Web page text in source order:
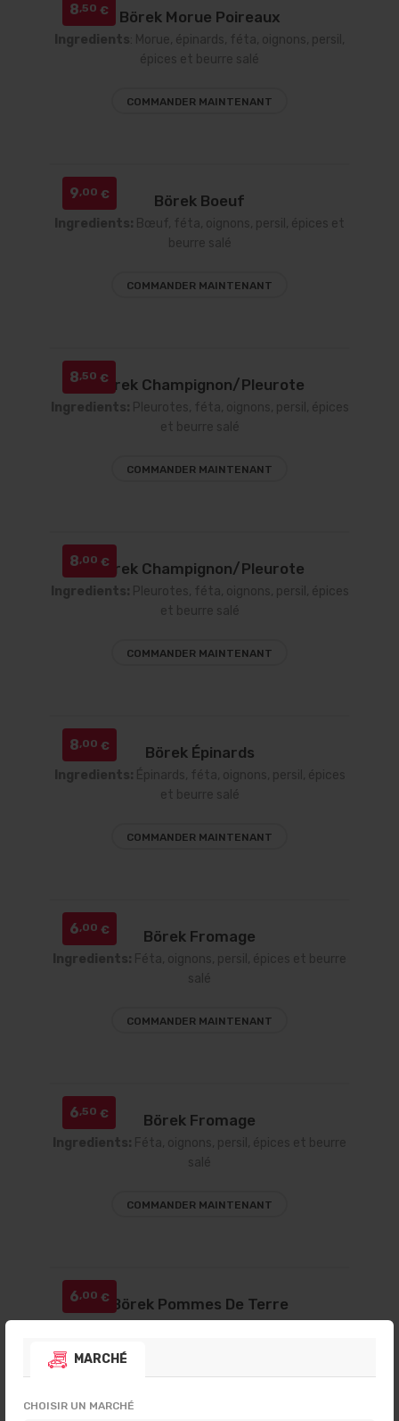
MARCHÉ
CHOISIR UN MARCHÉ
Börek Morue Poireaux
Ingredients: Morue, épinards, féta, oignons, persil,
épices et beurre salé
8,50 €
COMMANDER MAINTENANT
Börek Boeuf
Ingredients: Bœuf, féta, oignons, persil, épices et
beurre salé
9,00 €
COMMANDER MAINTENANT
Börek Champignon/Pleurote
Ingredients: Pleurotes, féta, oignons, persil, épices
et beurre salé
8,50 €
COMMANDER MAINTENANT
Börek Champignon/Pleurote
Ingredients: Pleurotes, féta, oignons, persil, épices
et beurre salé
8,00 €
COMMANDER MAINTENANT
Börek Épinards
Ingredients: Épinards, féta, oignons, persil, épices
et beurre salé
8,00 €
COMMANDER MAINTENANT
Börek Fromage
Ingredients: Féta, oignons, persil, épices et beurre
salé
6,00 €
COMMANDER MAINTENANT
Börek Fromage
Ingredients: Féta, oignons, persil, épices et beurre
salé
6,50 €
COMMANDER MAINTENANT
Börek Pommes De Terre
6,00 €